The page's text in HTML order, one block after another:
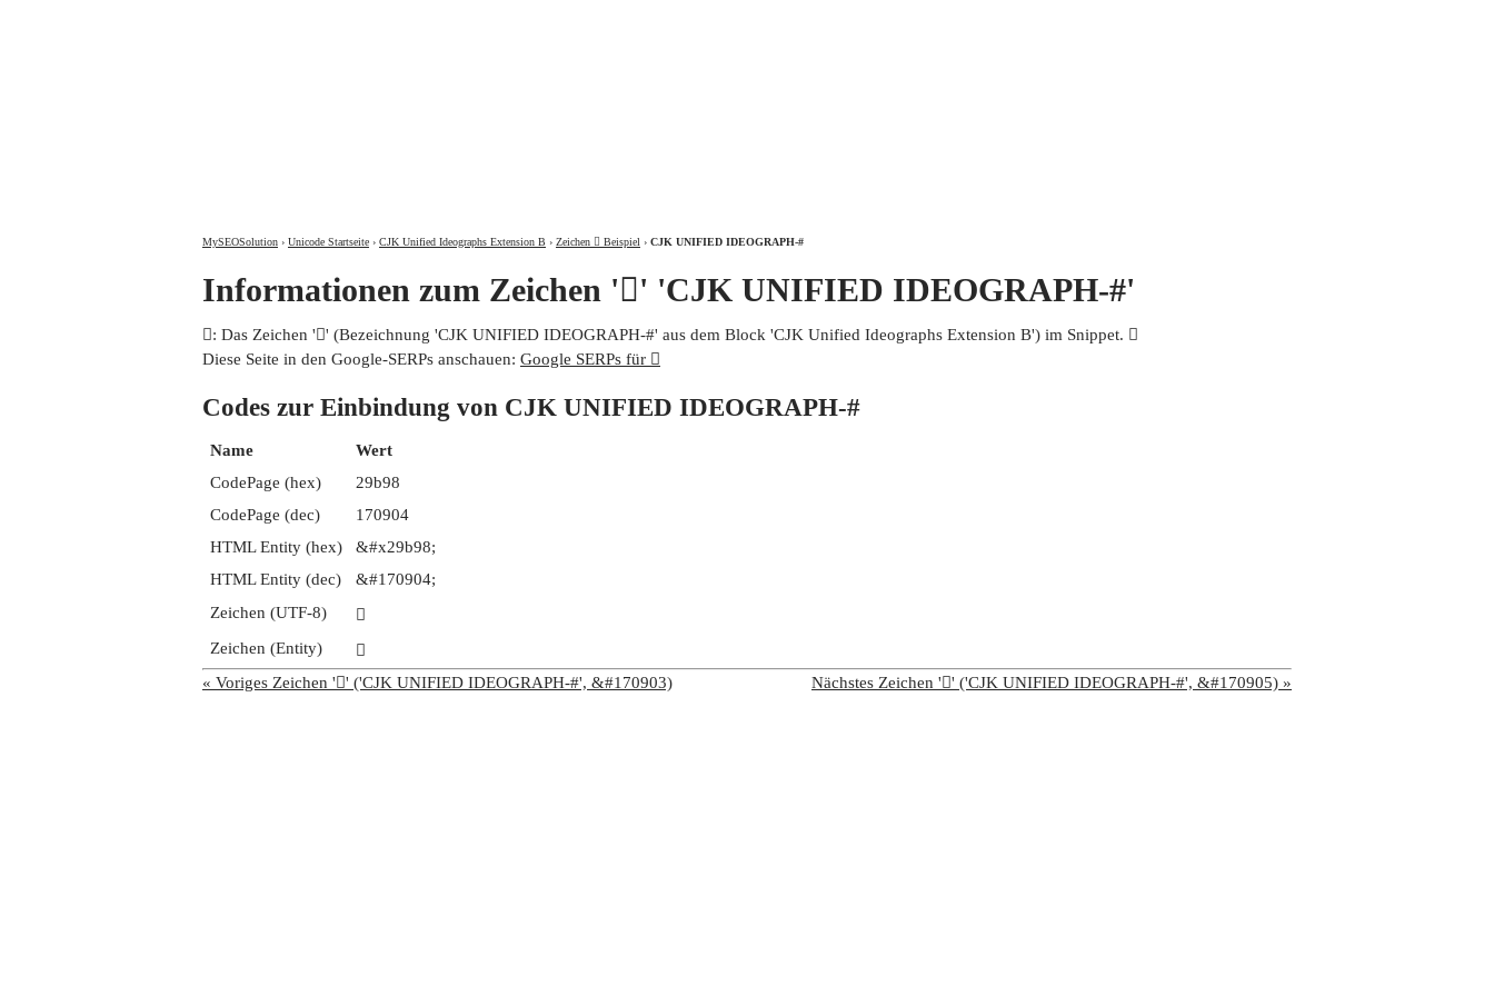
MySEOSolution › Unicode Startseite › CJK Unified Ideographs Extension B › Zeichen 𩮘 Beispiel › CJK UNIFIED IDEOGRAPH-#
Informationen zum Zeichen '𩮘' 'CJK UNIFIED IDEOGRAPH-#'
𩮘: Das Zeichen '𩮘' (Bezeichnung 'CJK UNIFIED IDEOGRAPH-#' aus dem Block 'CJK Unified Ideographs Extension B') im Snippet. 𩮘
Diese Seite in den Google-SERPs anschauen: Google SERPs für 𩮘
Codes zur Einbindung von CJK UNIFIED IDEOGRAPH-#
Name
Wert
CodePage (hex)
29b98
CodePage (dec)
170904
HTML Entity (hex)
&#x29b98;
HTML Entity (dec)
&#170904;
Zeichen (UTF-8)
𩮘
Zeichen (Entity)
𩮘
« Voriges Zeichen '𩮗' ('CJK UNIFIED IDEOGRAPH-#', &#170903)
Nächstes Zeichen '𩮙' ('CJK UNIFIED IDEOGRAPH-#', &#170905) »